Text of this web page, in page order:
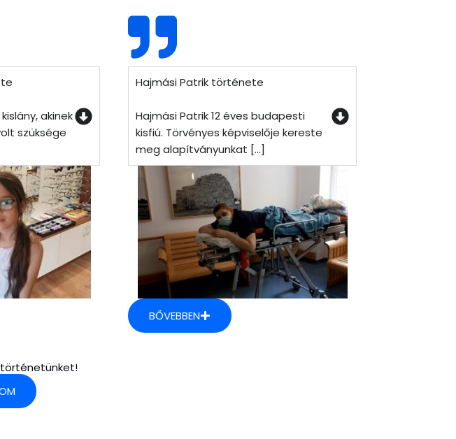
akinek
szüksége
Hajmási Patrik története
Hajmási Patrik 12 éves budapesti
kisfiú. Törvényes képviselője kereste
meg alapítványunkat [...]
BŐVEBBEN
történetünket!